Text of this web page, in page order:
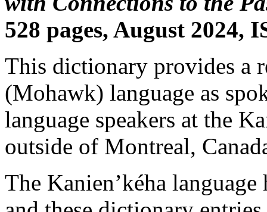
528 pages, August 2024,
This dictionary provides a
(Mohawk) language as
language speakers at the
outside of Montreal,
The Kanien’kéha